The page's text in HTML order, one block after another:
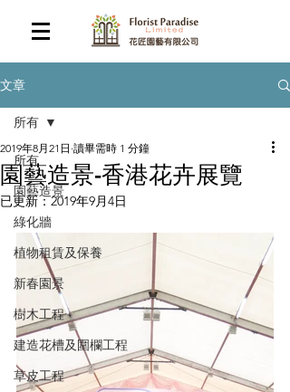
文章
所有
園藝造景
綠化牆
植物租賃及保養
新春園景
樹木工程
建造花槽及圍欄工程
草皮工程
所有
園藝造景-香港花卉展覽
2019年8月21日 讀畢需時 1 分鐘
已更新：2019年9月4日